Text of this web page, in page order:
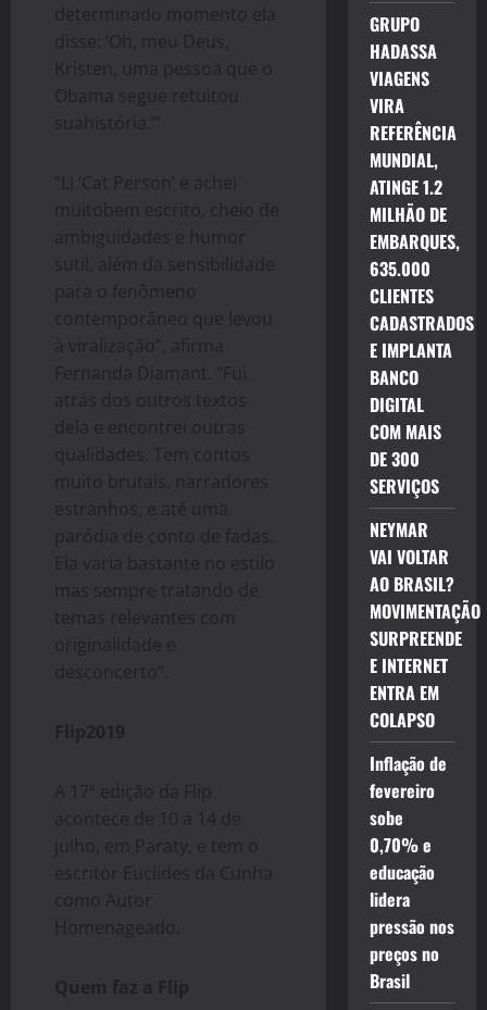
determinado momento ela
disse: ‘Oh, meu Deus,
Kristen, uma pessoa que o
Obama segue retuitou
suahistória.’”
“Li ‘Cat Person’ e achei
muitobem escrito, cheio de
ambiguidades e humor
sutil, além da sensibilidade
para o fenômeno
contemporâneo que levou
à viralização”, afirma
Fernanda Diamant. “Fui
atrás dos outros textos
dela e encontrei outras
qualidades. Tem contos
muito brutais, narradores
estranhos, e até uma
paródia de conto de fadas.
Ela varia bastante no estilo
mas sempre tratando de
temas relevantes com
originalidade e
desconcerto”.
Flip2019
A 17ª edição da Flip
acontece de 10 a 14 de
julho, em Paraty, e tem o
escritor Euclides da Cunha
como Autor
Homenageado.
Quem faz a Flip
GRUPO
HADASSA
VIAGENS
VIRA
REFERÊNCIA
MUNDIAL,
ATINGE 1.2
MILHÃO DE
EMBARQUES,
635.000
CLIENTES
CADASTRADOS
E IMPLANTA
BANCO
DIGITAL
COM MAIS
DE 300
SERVIÇOS
NEYMAR
VAI VOLTAR
AO BRASIL?
MOVIMENTAÇÃO
SURPREENDE
E INTERNET
ENTRA EM
COLAPSO
Inflação de
fevereiro
sobe
0,70% e
educação
lidera
pressão nos
preços no
Brasil